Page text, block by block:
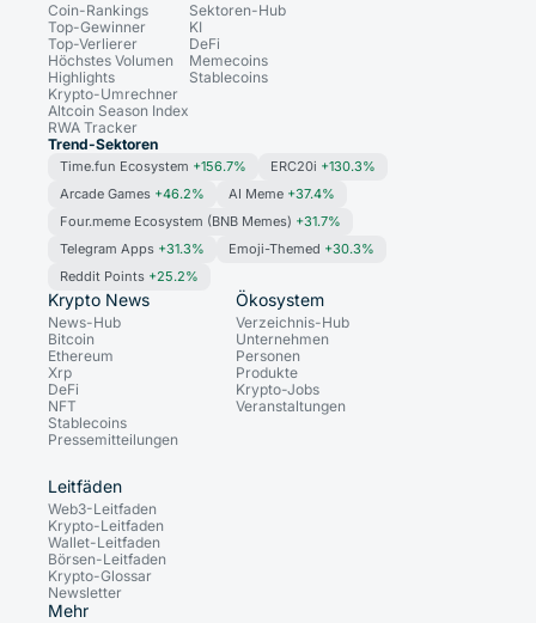
Coin-Rankings
Top-Gewinner
Top-Verlierer
Höchstes Volumen
Highlights
Krypto-Umrechner
Altcoin Season Index
RWA Tracker
Sektoren-Hub
KI
DeFi
Memecoins
Stablecoins
Trend-Sektoren
Time.fun Ecosystem +156.7% ERC20i +130.3%
Arcade Games +46.2% AI Meme +37.4%
Four.meme Ecosystem (BNB Memes) +31.7%
Telegram Apps +31.3% Emoji-Themed +30.3%
Reddit Points +25.2%
Krypto News
News-Hub
Bitcoin
Ethereum
Xrp
DeFi
NFT
Stablecoins
Pressemitteilungen
Ökosystem
Verzeichnis-Hub
Unternehmen
Personen
Produkte
Krypto-Jobs
Veranstaltungen
Leitfäden
Web3-Leitfaden
Krypto-Leitfaden
Wallet-Leitfaden
Börsen-Leitfaden
Krypto-Glossar
Newsletter
Mehr